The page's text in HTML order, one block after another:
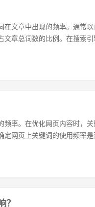
在文章中出现的频率。通常以
文章总词数的比例。在搜索
频率。在优化网页内容时，
定网页上关键词的使用频率是
？